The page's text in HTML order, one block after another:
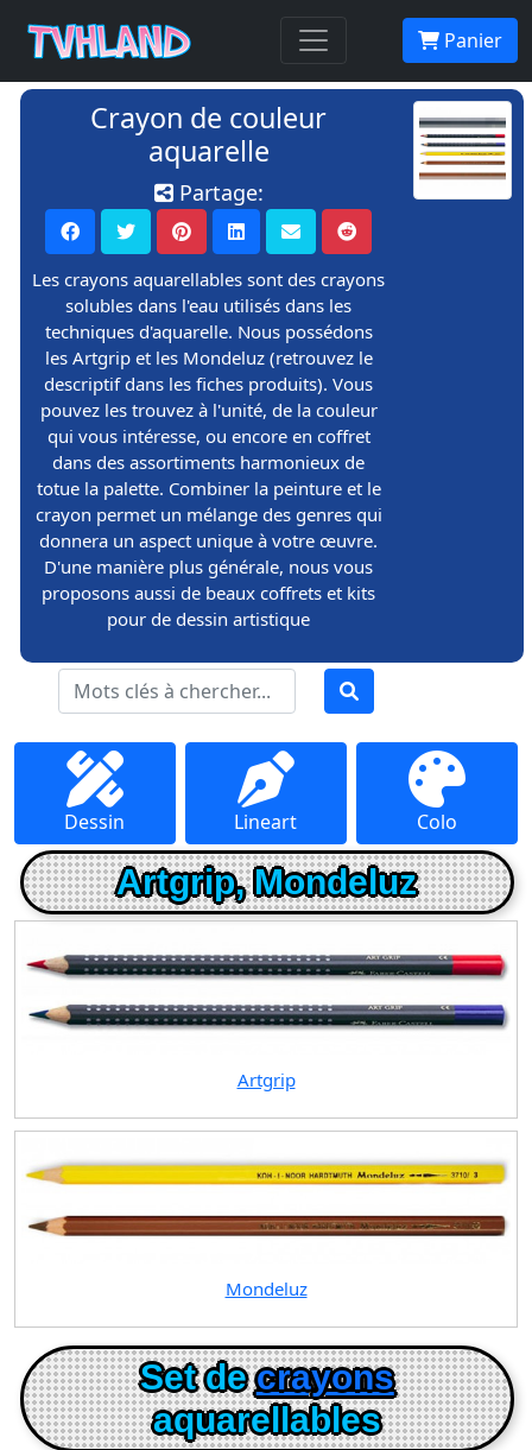
Panier
Crayon de couleur
aquarelle
Partage:
Les crayons aquarellables sont des crayons
solubles dans l'eau utilisés dans les
techniques d'aquarelle. Nous possédons
les Artgrip et les Mondeluz (retrouvez le
descriptif dans les fiches produits). Vous
pouvez les trouvez à l'unité, de la couleur
qui vous intéresse, ou encore en coffret
dans des assortiments harmonieux de
totue la palette. Combiner la peinture et le
crayon permet un mélange des genres qui
donnera un aspect unique à votre œuvre.
D'une manière plus générale, nous vous
proposons aussi de beaux coffrets et kits
pour de dessin artistique
Dessin Lineart Colo
Artgrip, Mondeluz
Artgrip
Mondeluz
Set decrayons
aquarellables